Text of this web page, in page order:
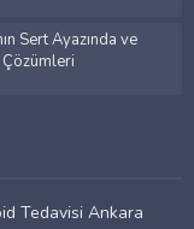
Sert Ayazında ve
Tedavisi Ankara